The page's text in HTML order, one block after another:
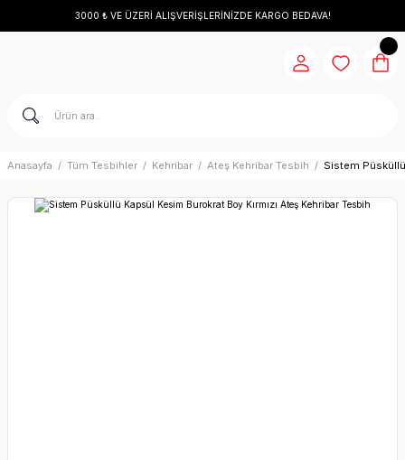
3000 ₺ VE ÜZERİ ALIŞVERİŞLERİNİZDE KARGO BEDAVA!
Anasayfa Tüm Tesbihler Kehribar Ateş Kehribar Tesbih Sistem Püsküllü